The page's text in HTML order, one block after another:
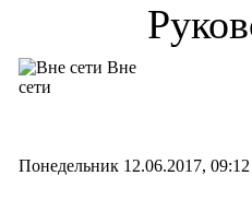
Вне
сети
Понедельник 12.06.2017, 09:12